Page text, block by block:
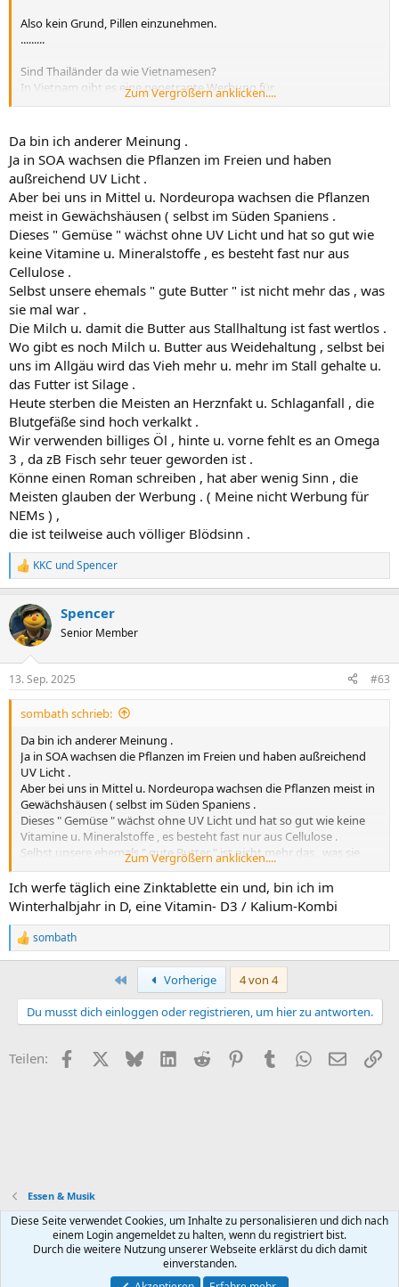
Also kein Grund, Pillen einzunehmen.
.........
Sind Thailänder da wie Vietnamesen?
In Vietnam gibt es eine penetrante Werbung für
Nahrungsergänzungsmittel, die auf eine leichtgläubige
Auch in D.
Mai hat für Landsleute übersetzt, mit der Einnahme nicht gesünder,
sondern krank geworden sind.
Der ärztliche Rat: Sofort absetzen!
Zum Vergrößern anklicken....
Da bin ich anderer Meinung .
Ja in SOA wachsen die Pflanzen im Freien und haben
außreichend UV Licht .
Aber bei uns in Mittel u. Nordeuropa wachsen die Pflanzen
meist in Gewächshäusen ( selbst im Süden Spaniens .
Dieses " Gemüse " wächst ohne UV Licht und hat so gut wie
keine Vitamine u. Mineralstoffe , es besteht fast nur aus
Cellulose .
Selbst unsere ehemals " gute Butter " ist nicht mehr das , was
sie mal war .
Die Milch u. damit die Butter aus Stallhaltung ist fast wertlos .
Wo gibt es noch Milch u. Butter aus Weidehaltung , selbst bei
uns im Allgäu wird das Vieh mehr u. mehr im Stall gehalte u.
das Futter ist Silage .
Heute sterben die Meisten an Herznfakt u. Schlaganfall , die
Blutgefäße sind hoch verkalkt .
Wir verwenden billiges Öl , hinte u. vorne fehlt es an Omega
3 , da zB Fisch sehr teuer geworden ist .
Könne einen Roman schreiben , hat aber wenig Sinn , die
Meisten glauben der Werbung . ( Meine nicht Werbung für
NEMs ) ,
die ist teilweise auch völliger Blödsinn .
R
e
k
t
i
e
n
KKC undSpencer
Spencer
Senior Member
13. Sep. 2025 #63
sombath schrieb:
Da bin ich anderer Meinung .
Ja in SOA wachsen die Pflanzen im Freien und haben außreichend
UV Licht .
Aber bei uns in Mittel u. Nordeuropa wachsen die Pflanzen meist in
Gewächshäusen ( selbst im Süden Spaniens .
Dieses " Gemüse " wächst ohne UV Licht und hat so gut wie keine
Vitamine u. Mineralstoffe , es besteht fast nur aus Cellulose .
Selbst unsere ehemals " gute Butter " ist nicht mehr das , was sie
mal war .
Die Milch u. damit die Butter aus Stallhaltung ist fast wertlos . Wo
gibt es noch Milch u. Butter aus Weidehaltung , selbst bei
uns im Allgäu wird das Vieh mehr u. mehr im Stall gehalte u. das
Futter ist Silage .
Heute sterben die Meisten an Herznfakt u. Schlaganfall , die
Blutgefäße sind hoch verkalkt .
Wir verwenden billiges Öl , hinte u. vorne fehlt es an Omega 3 , da zB
Fisch sehr teuer geworden ist .
Könne einen Roman schreiben , hat aber wenig Sinn , die Meisten
glauben der Werbung . ( Meine nicht Werbung für NEMs ) ,
Zum Vergrößern anklicken....
Ich werfe täglich eine Zinktablette ein und, bin ich im
Winterhalbjahr in D, eine Vitamin- D3 / Kalium-Kombi
R
e
t
o
e
sombath
Erste Vorherige
4 von 4
Du musst dich einloggen oder registrieren, um hier zu antworten.
Teilen: FacebookX (Twitter)
BlueskyLinkedIn
Reddit PinterestTumblr WhatsApp
E-Mail
Essen & Musik
Default style
Deutsch (Du)
Datenschutz Hilfe und Impressum
Diese Seite verwendet Cookies, um Inhalte zu personalisieren und dich nach
einem Login angemeldet zu halten, wenn du registriert bist.
Durch die weitere Nutzung unserer Webseite erklärst du dich damit
einverstanden.